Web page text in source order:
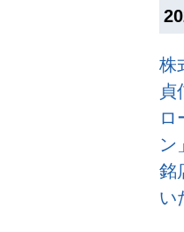
株
貞
ロ
ン
銘
い